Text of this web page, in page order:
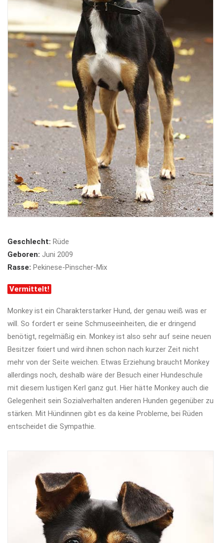
Geschlecht: Rüde
Geboren: Juni 2009
Rasse: Pekinese-Pinscher-Mix
Vermittelt!
Monkey ist ein Charakterstarker Hund, der genau weiß was er
will. So fordert er seine Schmuseeinheiten, die er dringend
benötigt, regelmäßig ein. Monkey ist also sehr auf seine neuen
Besitzer fixiert und wird ihnen schon nach kurzer Zeit nicht
mehr von der Seite weichen. Etwas Erziehung braucht Monkey
allerdings noch, deshalb wäre der Besuch einer Hundeschule
mit diesem lustigen Kerl ganz gut. Hier hätte Monkey auch die
Gelegenheit sein Sozialverhalten anderen Hunden gegenüber zu
stärken. Mit Hündinnen gibt es da keine Probleme, bei Rüden
entscheidet die Sympathie.